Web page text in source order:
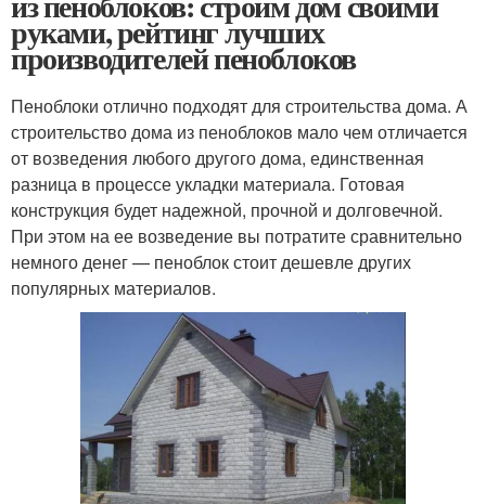
руками, рейтинг лучших
производителей пеноблоков
Пеноблоки отлично подходят для строительства дома. А
строительство дома из пеноблоков мало чем отличается
от возведения любого другого дома, единственная
разница в процессе укладки материала. Готовая
конструкция будет надежной, прочной и долговечной.
При этом на ее возведение вы потратите сравнительно
немного денег — пеноблок стоит дешевле других
популярных материалов.